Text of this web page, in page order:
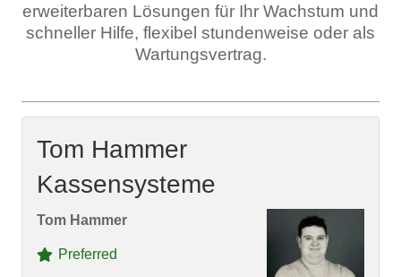
erweiterbaren Lösungen für Ihr Wachstum und
schneller Hilfe, flexibel stundenweise oder als
Wartungsvertrag.
Tom Hammer
Kassensysteme
Tom Hammer
Preferred